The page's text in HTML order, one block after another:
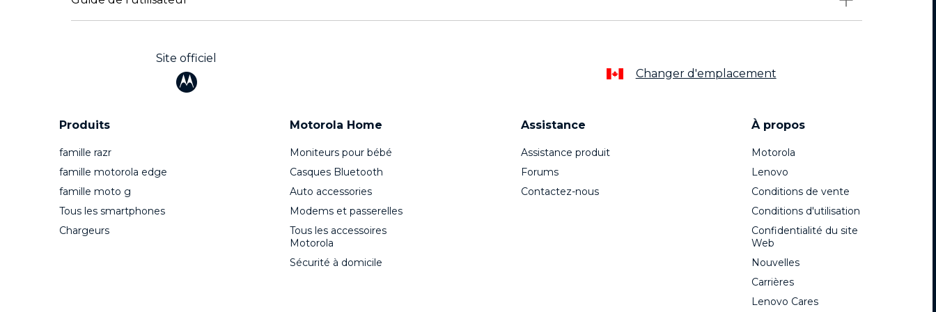
Site officiel
Changer d'emplacement
Produits
famille razr
famille motorola edge
famille moto g
Tous les smartphones
Chargeurs
Motorola Home
Moniteurs pour bébé
Casques Bluetooth
Auto accessories
Modems et passerelles
Tous les accessoires
Motorola
Sécurité à domicile
Assistance
Assistance produit
Forums
Contactez-nous
À propos
Motorola
Lenovo
Conditions de vente
Conditions d'utilisation
Confidentialité du site
Web
Nouvelles
Carrières
Lenovo Cares